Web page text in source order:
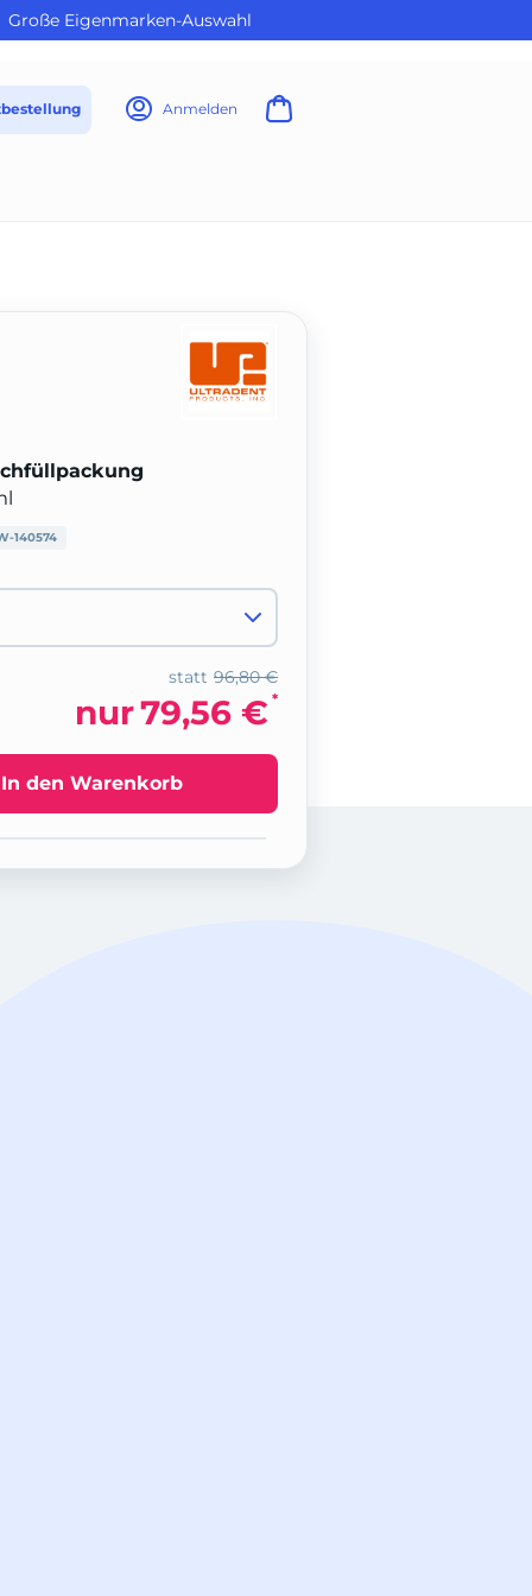
Große Eigenmarken-Auswahl
Anmelden
140574
96,80 €
statt
nur79,56 € *
In den Warenkorb